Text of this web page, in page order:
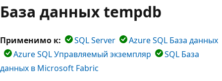
База данных tempdb
Применимо к: SQL Server
Azure SQL База данных
Azure SQL Управляемый экземпляр
SQL База
данных в Microsoft Fabric